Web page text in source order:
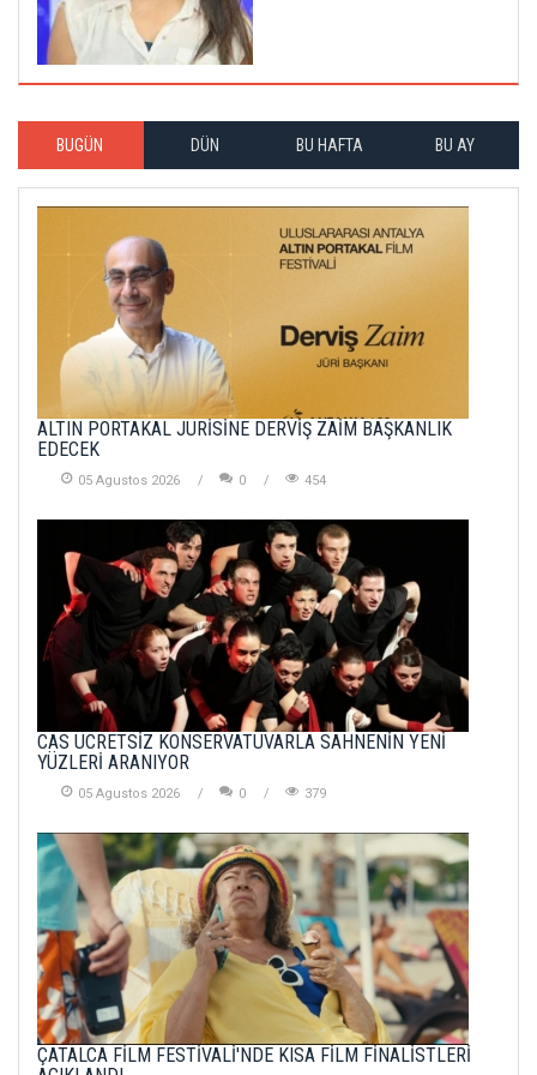
BUGÜN DÜN BU HAFTA BU AY
ALTIN PORTAKAL JÜRİSİNE DERVİŞ ZAİM BAŞKANLIK
EDECEK
05 Agustos 2026 0 454
CAS ÜCRETSİZ KONSERVATUVARLA SAHNENİN YENİ
YÜZLERİ ARANIYOR
05 Agustos 2026 0 379
ÇATALCA FİLM FESTİVALİ'NDE KISA FİLM FİNALİSTLERİ